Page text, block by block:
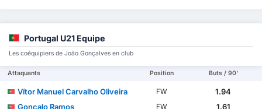
Portugal U21 Equipe
Les coéquipiers de João Gonçalves en club
Attaquants Position Buts / 90'
Vítor Manuel Carvalho Oliveira FW
1.94
Gonçalo Ramos
FW
1.61